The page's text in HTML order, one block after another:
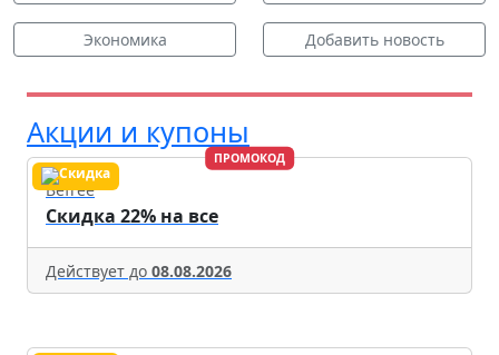
Экономика Добавить новость
Акции и купоны
ПРОМОКОД
Befree
Скидка 22% на все
Действует до 08.08.2026